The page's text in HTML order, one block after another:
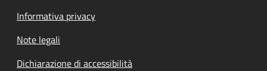
Informativa privacy
Note legali
Dichiarazione di accessibilità